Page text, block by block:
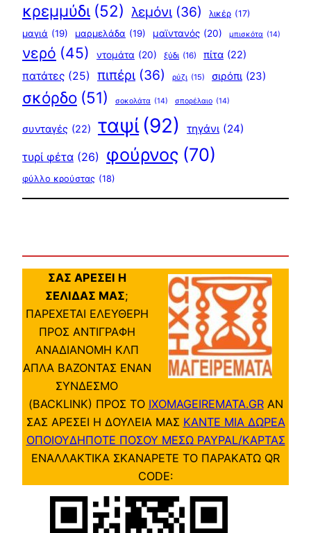
κρεμμύδι (52) λεμόνι (36) λικέρ (17)
μαγιά (19) μαρμελάδα (19) μαϊντανός (20) μπισκότα (14)
νερό (45) ντομάτα (20) ξύδι (16) πίτα (22)
πατάτες (25) πιπέρι (36) ρύζι (15) σιρόπι (23)
σκόρδο (51) σοκολάτα (14) σπορέλαιο (14)
συνταγές (22) ταψί (92) τηγάνι (24)
τυρί φέτα (26) φούρνος (70)
φύλλο κρούστας (18)
ΣΑΣ ΑΡΕΣΕΙ Η
ΣΕΛΙΔΑΣ ΜΑΣ;
ΠΑΡΕΧΕΤΑΙ ΕΛΕΥΘΕΡΗ
ΠΡΟΣ ΑΝΤΙΓΡΑΦΗ
ΑΝΑΔΙΑΝΟΜΗ ΚΛΠ
ΑΠΛΑ ΒΑΖΟΝΤΑΣ ΕΝΑΝ
ΣΥΝΔΕΣΜΟ
(BACKLINK) ΠΡΟΣ ΤΟ IXOMAGEIREMATA.GRΑΝ
ΣΑΣ ΑΡΕΣΕΙ Η ΔΟΥΛΕΙΑ ΜΑΣ ΚΑΝΤΕ ΜΙΑ ΔΩΡΕΑ
ΟΠΟΙΟΥΔΗΠΟΤΕ ΠΟΣΟΥ ΜΕΣΩ PAYPAL/ΚΑΡΤΑΣ
ΕΝΑΛΛΑΚΤΙΚΑ ΣΚΑΝΑΡΕΤΕ ΤΟ ΠΑΡΑΚΑΤΩ QR
CODE: